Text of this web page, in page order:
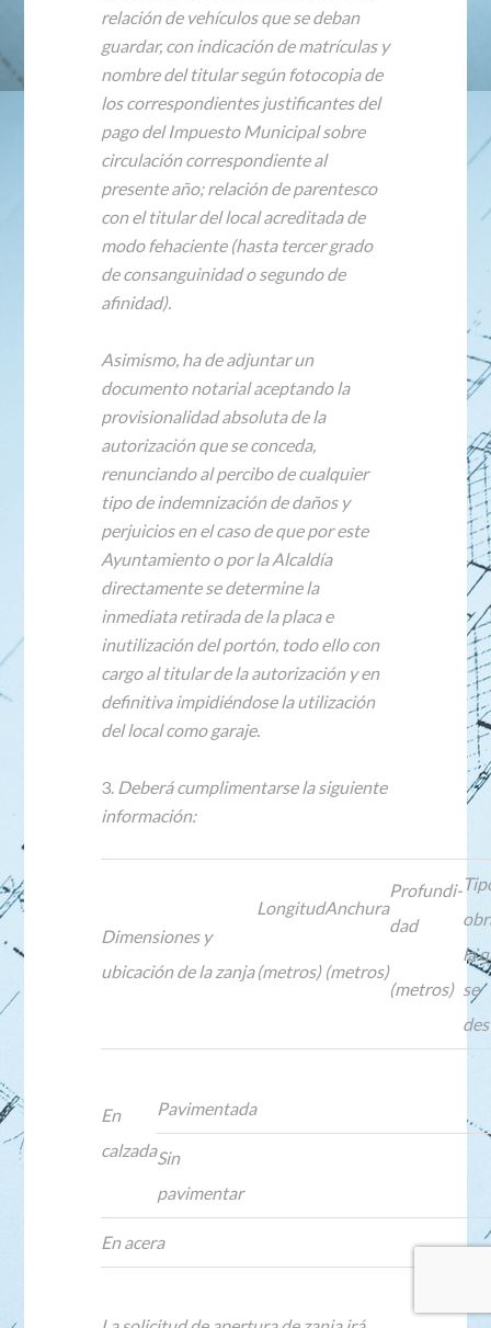
relación de vehículos que se deban
guardar, con indicación de matrículas y
nombre del titular según fotocopia de
los correspondientes justificantes del
pago del Impuesto Municipal sobre
circulación correspondiente al
presente año; relación de parentesco
con el titular del local acreditada de
modo fehaciente (hasta tercer grado
de consanguinidad o segundo de
afinidad).
Asimismo, ha de adjuntar un
documento notarial aceptando la
provisionalidad absoluta de la
autorización que se conceda,
renunciando al percibo de cualquier
tipo de indemnización de daños y
perjuicios en el caso de que por este
Ayuntamiento o por la Alcaldía
directamente se determine la
inmediata retirada de la placa e
inutilización del portón, todo ello con
cargo al titular de la autorización y en
definitiva impidiéndose la utilización
del local como garaje.
3. Deberá cumplimentarse la siguiente
información:
Dimensiones y
ubicación de la zanja
Longitud
(metros)
Anchura
(metros)
Profundi-
dad
(metros)
la
se
En
calzada
Pavimentada
Sin
pavimentar
En acera